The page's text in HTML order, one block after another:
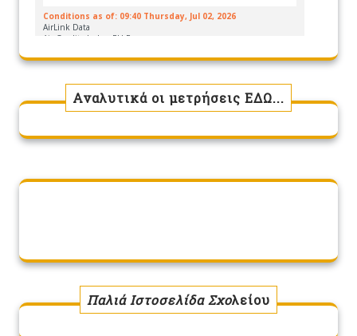
Αναλυτικά οι μετρήσεις ΕΔΩ...
Παλιά Ιστοσελίδα Σχολείου